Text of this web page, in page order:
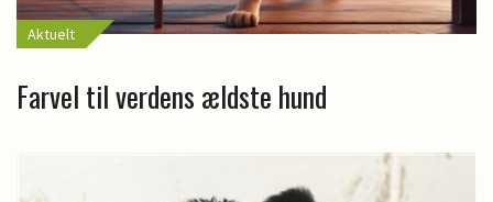
Aktuelt
Farvel til verdens ældste hund